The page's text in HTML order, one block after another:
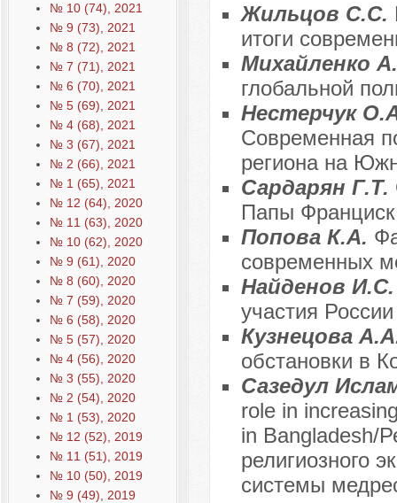
№ 10 (74), 2021
№ 9 (73), 2021
№ 8 (72), 2021
№ 7 (71), 2021
№ 6 (70), 2021
№ 5 (69), 2021
№ 4 (68), 2021
№ 3 (67), 2021
№ 2 (66), 2021
№ 1 (65), 2021
№ 12 (64), 2020
№ 11 (63), 2020
№ 10 (62), 2020
№ 9 (61), 2020
№ 8 (60), 2020
№ 7 (59), 2020
№ 6 (58), 2020
№ 5 (57), 2020
№ 4 (56), 2020
№ 3 (55), 2020
№ 2 (54), 2020
№ 1 (53), 2020
№ 12 (52), 2019
№ 11 (51), 2019
№ 10 (50), 2019
№ 9 (49), 2019
Жильцов C.С.
итоги
Михайленко
глобальной
Нестерчук
Современная
региона на
Сардарян Г.Т.
Папы
Попова К.А.
современных
Найденов
участия России
Кузнецова
обстановки в
Сазедул
role in
in Bangladesh/
религиозного
системы